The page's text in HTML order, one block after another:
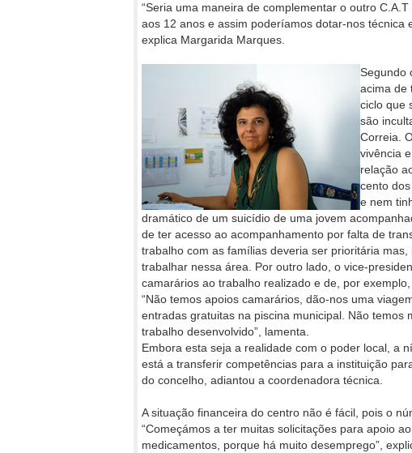
“Seria uma maneira de complementar o outro
aos 12 anos e assim poderíamos dotar-nos técnica
explica Margarida Marques.
Segundo
acima de
ciclo que
são
Correia.
vivência
relação
cento
e nem
dramático de um suicídio de uma jovem
de ter acesso ao acompanhamento por falta de
trabalho com as famílias deveria ser prioritária
trabalhar nessa área. Por outro lado, o vice-
camarários ao trabalho realizado e de, por
“Não temos apoios camarários, dão-nos uma
entradas gratuitas na piscina municipal. Não
trabalho desenvolvido”, lamenta.
Embora esta seja a realidade com o poder local, a
está a transferir competências para a instituição
do concelho, adiantou a coordenadora técnica.
A situação financeira do centro não é fácil, pois o
“Começámos a ter muitas solicitações para apoio
medicamentos, porque há muito desemprego”,